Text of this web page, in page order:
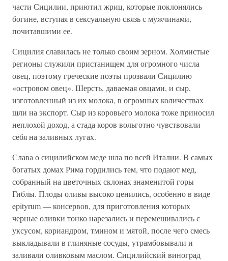
части Сицилии, приютил жриц, которые поклонялись
богине, вступая в сексуальную связь с мужчинами,
почитавшими ее.
Сицилия славилась не только своим зерном. Холмистые
регионы служили пристанищем для огромного числа
овец, поэтому греческие поэты прозвали Сицилию
«островом овец». Шерсть, даваемая овцами, и сыр,
изготовленный из их молока, в огромных количествах
шли на экспорт. Сыр из коровьего молока тоже приносил
неплохой доход, а стада коров вольготно чувствовали
себя на заливных лугах.
Слава о сицилийском меде шла по всей Италии. В самых
богатых домах Рима гордились тем, что подают мед,
собранный на цветочных склонах знаменитой горы
Гиблы. Плоды оливы высоко ценились, особенно в виде
epityrum — консервов, для приготовления которых
черные оливки тонко нарезались и перемешивались с
уксусом, кориандром, тмином и мятой, после чего смесь
выкладывали в глиняные сосуды, утрамбовывали и
заливали оливковым маслом. Сицилийский виноград